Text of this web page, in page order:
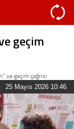
geçim
ve geçim çağrısı
25 Mayıs 2026 10:46